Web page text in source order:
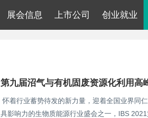
展会信息 上市公司 创业就业
怀着行业蓄势待发的新力量，迎着全国业界同
具影响力的生物质能源行业盛会之一，IBS